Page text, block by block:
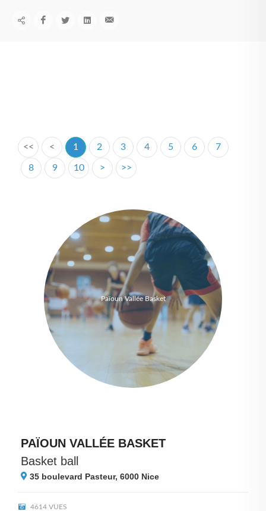
<< < 1 2 3 4 5 6 7
8 9 10 > >>
Païoun Vallée Basket
PAÏOUN VALLÉE BASKET
Basket ball
35 boulevard Pasteur, 6000 Nice
4614 VUES